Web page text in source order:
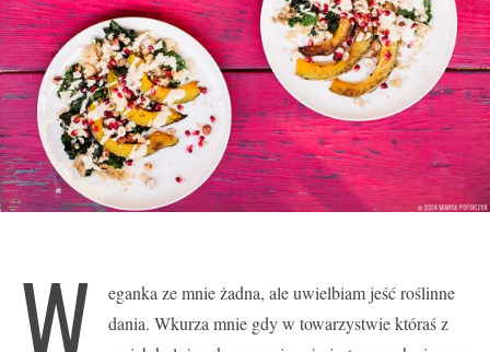
W
eganka ze mnie żadna, ale uwielbiam jeść roślinne
dania. Wkurza mnie gdy w towarzystwie któraś z